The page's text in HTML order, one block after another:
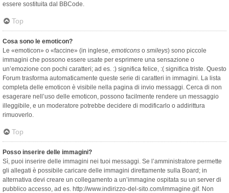
essere sostituita dal BBCode.
Top
Cosa sono le emoticon?
Le «emoticon» o «faccine» (in inglese, emoticons o smileys) sono piccole
immagini che possono essere usate per esprimere una sensazione o
un’emozione con pochi caratteri; ad es. :) significa felice, :( significa triste. Questo
Forum trasforma automaticamente queste serie di caratteri in immagini. La lista
completa delle emoticon è visibile nella pagina di invio messaggi. Cerca di non
esagerare nell’uso delle emoticon, possono facilmente rendere un messaggio
illeggibile, e un moderatore potrebbe decidere di modificarlo o addirittura
rimuoverlo.
Top
Posso inserire delle immagini?
Sì, puoi inserire delle immagini nei tuoi messaggi. Se l’amministratore permette
gli allegati è possibile caricare delle immagini direttamente sulla Board; in
alternativa devi creare un collegamento a un’immagine ospitata su un server di
pubblico accesso, ad es. http://www.indirizzo-del-sito.com/immagine.gif. Non